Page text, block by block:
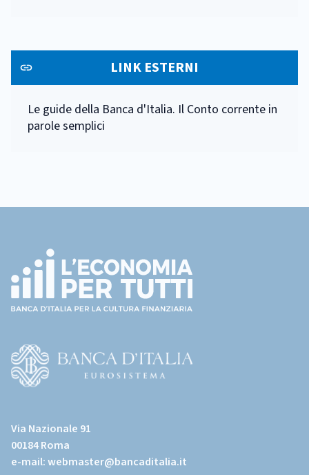
LINK ESTERNI
Le guide della Banca d'Italia. Il Conto corrente in
parole semplici
page)
sito
istituzionale
della
Via Nazionale 91
00184 Roma
e-mail:webmaster@bancaditalia.it